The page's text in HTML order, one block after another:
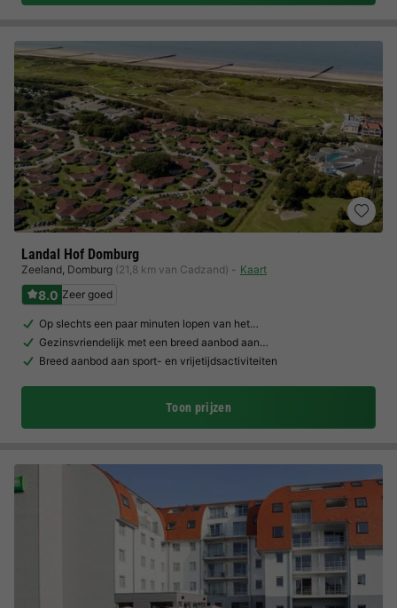
Landal Hof Domburg
Zeeland, Domburg (21,8 km van Cadzand) Kaart
8.0 Zeer goed
Op slechts een paar minuten lopen van het…
Gezinsvriendelijk met een breed aanbod aan…
Breed aanbod aan sport- en vrijetijdsactiviteiten
Toon prijzen